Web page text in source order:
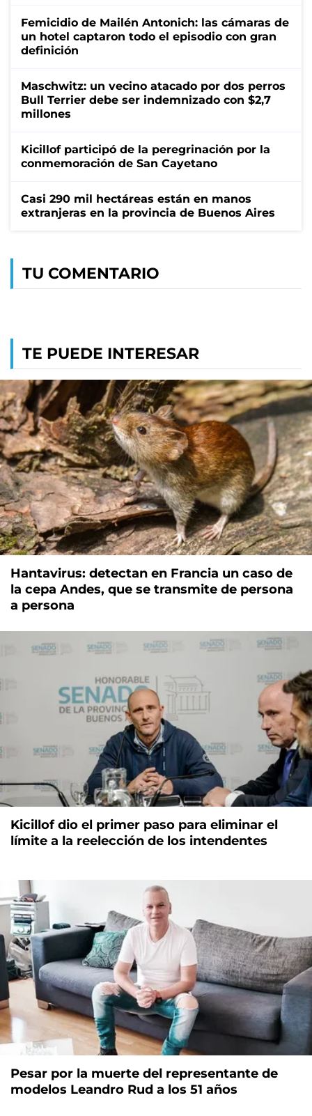
Femicidio de Mailén Antonich: las cámaras de
un hotel captaron todo el episodio con gran
definición
Maschwitz: un vecino atacado por dos perros
Bull Terrier debe ser indemnizado con $2,7
millones
Kicillof participó de la peregrinación por la
conmemoración de San Cayetano
Casi 290 mil hectáreas están en manos
extranjeras en la provincia de Buenos Aires
TU COMENTARIO
TE PUEDE INTERESAR
Hantavirus: detectan en Francia un caso de
la cepa Andes, que se transmite de persona
a persona
Kicillof dio el primer paso para eliminar el
límite a la reelección de los intendentes
Pesar por la muerte del representante de
modelos Leandro Rud a los 51 años